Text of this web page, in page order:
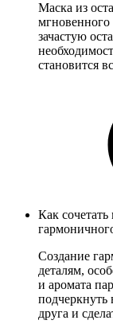
Маска из
зачастую
становится
Как
Создание
деталям,
и аромата
подчеркнуть
друга и